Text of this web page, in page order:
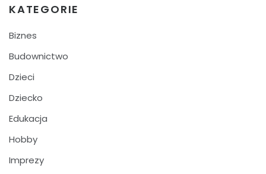
KATEGORIE
Biznes
Budownictwo
Dzieci
Dziecko
Edukacja
Hobby
Imprezy